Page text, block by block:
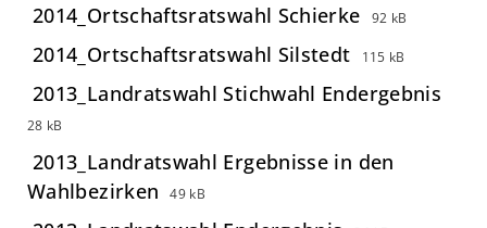
2014_Ortschaftsratswahl Schierke 92 kB
2014_Ortschaftsratswahl Silstedt 115 kB
2013_Landratswahl Stichwahl Endergebnis
28 kB
2013_Landratswahl Ergebnisse in den
Wahlbezirken
49 kB